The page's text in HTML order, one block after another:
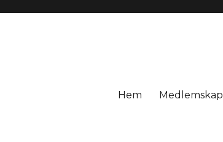
Hem Medlemskap